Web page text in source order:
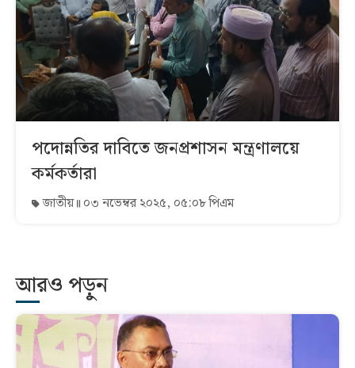
পদোন্নতির দাবিতে জনপ্রশাসন মন্ত্রণালয়ে
কর্মকর্তারা
জাতীয় ০৩ নভেম্বর ২০২৫, ০৫:০৮ পিএম
আরও পড়ুন